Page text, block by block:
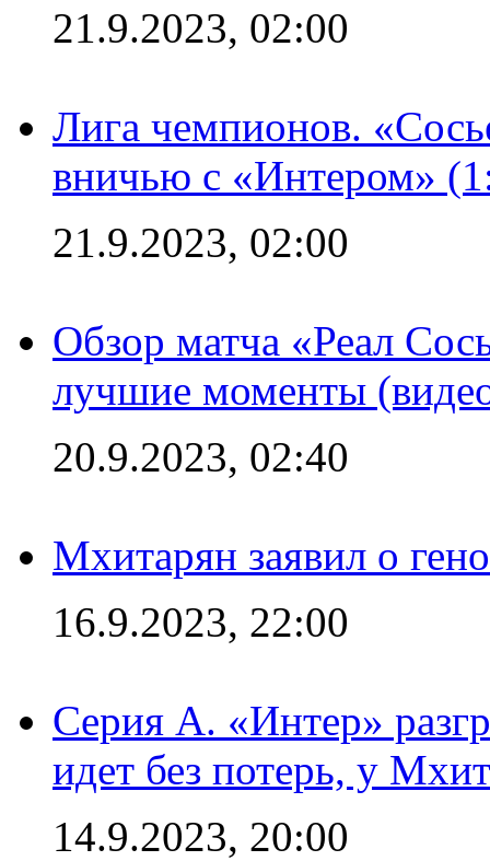
21.9.2023, 02:00
Лига чемпионов.
вничью с «Интером»
21.9.2023, 02:00
Обзор матча «Реал
лучшие моменты
20.9.2023, 02:40
Мхитарян заявил о
16.9.2023, 22:00
Серия А. «Интер»
идет без потерь, у
14.9.2023, 20:00